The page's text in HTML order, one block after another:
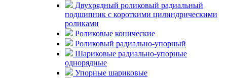
Двухрядный роликовый радиальный
подшипник с короткими цилиндрическими
роликами
Роликовые конические
Роликовый радиально-упорный
Шариковые радиально-упорные
однорядные
Упорные шариковые